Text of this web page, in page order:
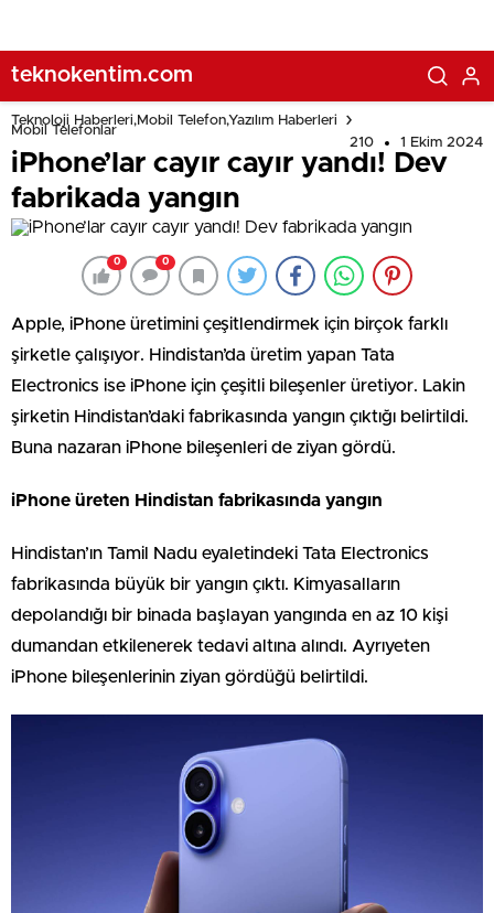
teknokentim.com
Teknoloji Haberleri,Mobil Telefon,Yazılım Haberleri
Mobil Telefonlar
210
1 Ekim 2024
iPhone’lar cayır cayır yandı! Dev
fabrikada yangın
0 0
Apple, iPhone üretimini çeşitlendirmek için birçok farklı
şirketle çalışıyor. Hindistan’da üretim yapan Tata
Electronics ise iPhone için çeşitli bileşenler üretiyor. Lakin
şirketin Hindistan’daki fabrikasında yangın çıktığı belirtildi.
Buna nazaran iPhone bileşenleri de ziyan gördü.
iPhone üreten Hindistan fabrikasında yangın
Hindistan’ın Tamil Nadu eyaletindeki Tata Electronics
fabrikasında büyük bir yangın çıktı. Kimyasalların
depolandığı bir binada başlayan yangında en az 10 kişi
dumandan etkilenerek tedavi altına alındı. Ayrıyeten
iPhone bileşenlerinin ziyan gördüğü belirtildi.